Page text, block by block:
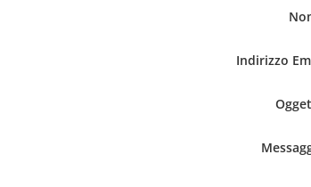
Indirizzo